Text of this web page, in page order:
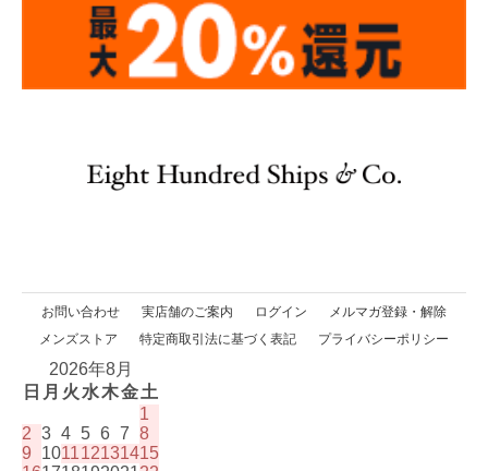
お問い合わせ 実店舗のご案内 ログイン
メルマガ登録・解除
メンズストア
特定商取引法に基づく表記 プライバシーポリシー
2026年8月
日 月 火水木金土
1
2 3 4 5 6 7 8
9
101112131415